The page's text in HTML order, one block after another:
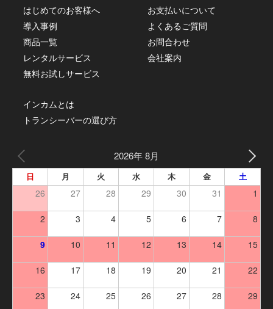
はじめてのお客様へ
導入事例
商品一覧
レンタルサービス
無料お試しサービス
お支払いについて
よくあるご質問
お問合わせ
会社案内
インカムとは
トランシーバーの選び方
2026年 8月
日 月 火 水 木 金 土
26 27 28 29 30 31 1
2 3 4 5 6 7 8
9 10 11 12 13 14 15
16 17 18 19 20 21 22
23 24 25 26 27 28 29